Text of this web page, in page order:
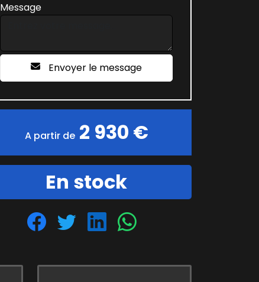
Message
Envoyer le message
A partir de2 930 €
En stock